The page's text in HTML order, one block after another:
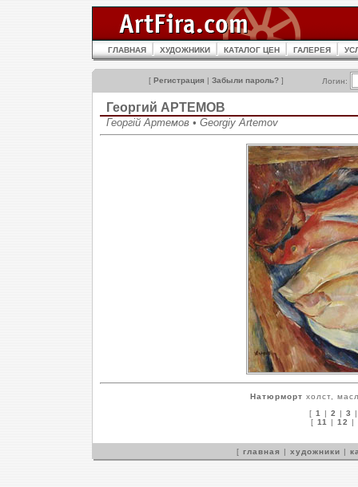
ГЛАВНАЯ ХУДОЖНИКИ КАТАЛОГ ЦЕН ГАЛЕРЕЯ
[ Регистрация | Забыли пароль? ] Логин:
Георгий АРТЕМОВ
Георгій Артемов • Georgiy Artemov
Натюрморт холст,
[ 1 | 2 | 3
[ 11 | 12 |
[ главная | художники |